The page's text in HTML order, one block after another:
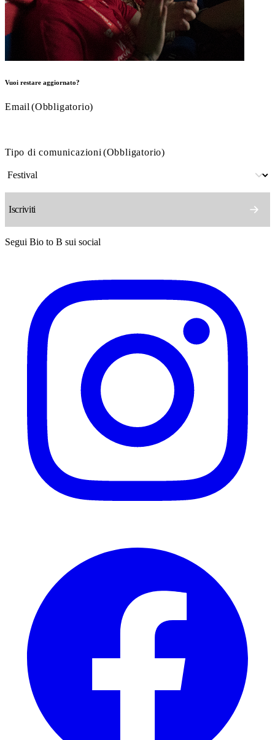
Vuoi restare aggiornato?
Email (Obbligatorio)
Tipo di comunicazioni (Obbligatorio)
Segui Bio to B sui social